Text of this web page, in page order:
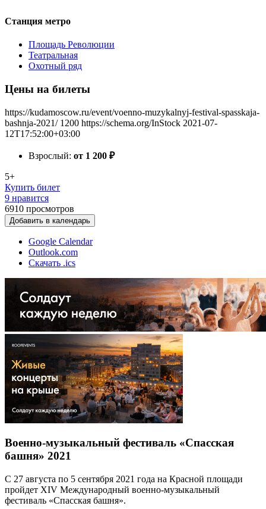
Станция метро
Площадь Революции
Театральная
Охотный ряд
Цены на билеты
https://kudamoscow.ru/event/voenno-muzykalnyj-festival-spasskaja-
bashnja-2021/ 1200 https://schema.org/InStock 2021-07-
12T17:52:00+03:00
Взрослый: от 1 200 ₽
5+
Купить билет
9 нравится
6910 просмотров
Добавить в календарь
Google Calendar
Outlook.com
Скачать .ics
Военно-музыкальный фестиваль «Спасская
башня» 2021
С 27 августа по 5 сентября 2021 года на Красной площади
пройдет XIV Международный военно-музыкальный
фестиваль «Спасская башня».